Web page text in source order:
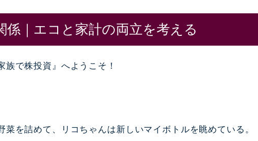
係｜エコと家計の両立を考える
で株投資』へようこそ！
菜を詰めて、リコちゃんは新しいマイボトルを眺めている。